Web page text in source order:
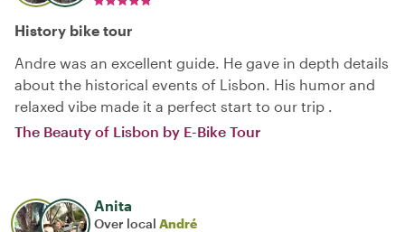
History bike tour
Andre was an excellent guide. He gave in depth details
about the historical events of Lisbon. His humor and
relaxed vibe made it a perfect start to our trip .
The Beauty of Lisbon by E-Bike Tour
Anita
Over local André